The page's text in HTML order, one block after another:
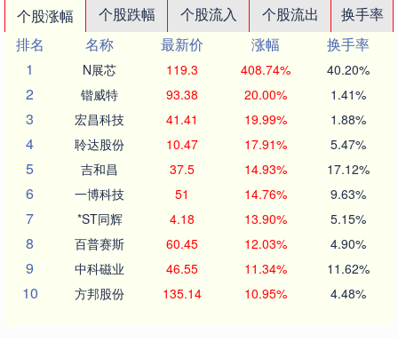
个股涨幅 个股跌幅 个股流入 个股流出
换手率
排名
名称 最新价 涨幅
换手率
1
N展芯 119.3 408.74% 40.20%
2 锴威特 93.38 20.00% 1.41%
3 宏昌科技 41.41 19.99% 1.88%
4 聆达股份 10.47 17.91% 5.47%
5 吉和昌 37.5 14.93% 17.12%
6 一博科技 51 14.76% 9.63%
7 *ST同辉 4.18 13.90% 5.15%
8 百普赛斯 60.45 12.03% 4.90%
9 中科磁业 46.55 11.34% 11.62%
10 方邦股份 135.14 10.95% 4.48%